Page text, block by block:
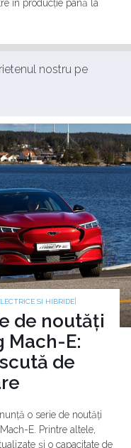
în producție până la
nostru pe
SI HIBRIDE
de noutăți
Mach-E:
de
o serie de noutăți
E. Printre altele,
și o capacitate de